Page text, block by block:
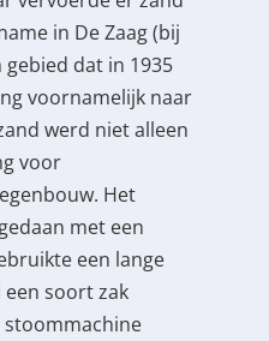
in De Zaag (bij
gebied dat in 1935
voornamelijk naar
werd niet alleen
voor
Het
met een
een lange
soort zak
stoommachine